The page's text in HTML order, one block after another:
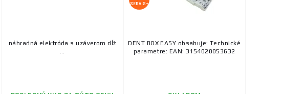
náhradná elektróda s uzáverom dĺž
...
SERVIS+
DENT BOX EASY obsahuje: Technické
parametre: EAN: 3154020053632